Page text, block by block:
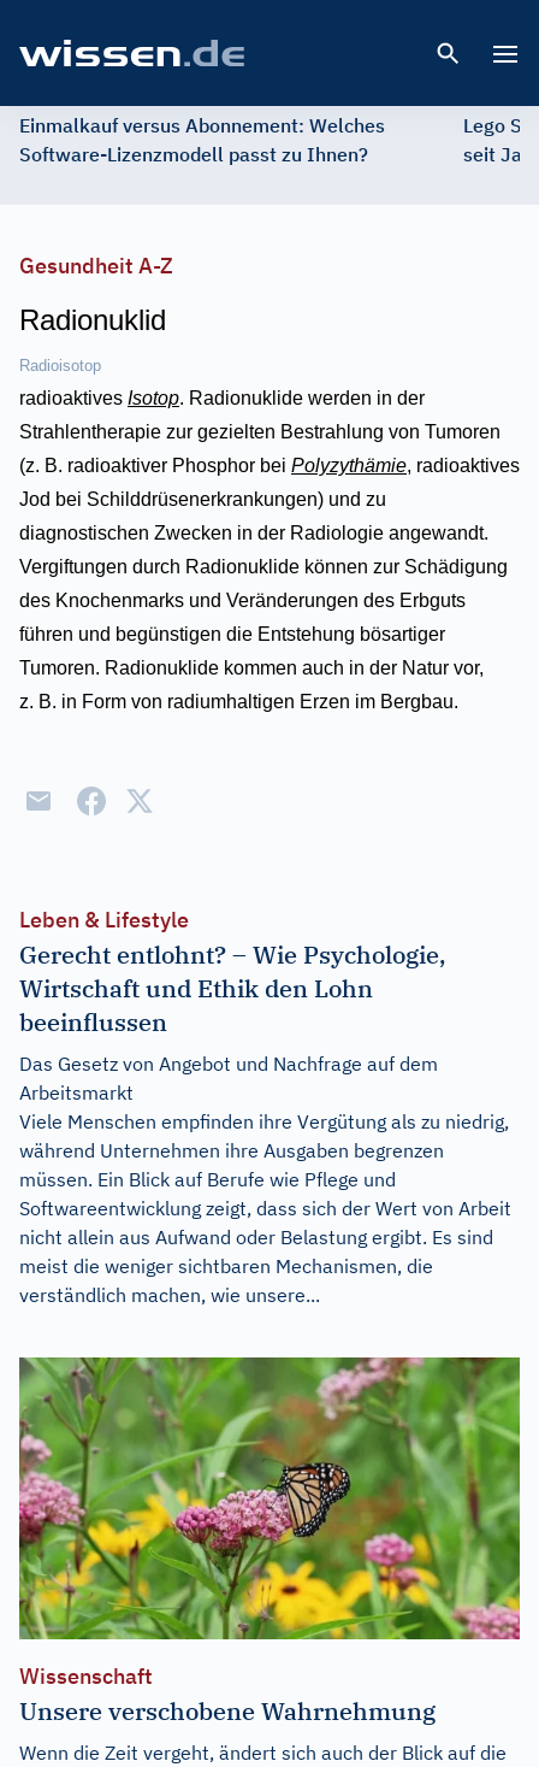
Einmalkauf versus Abonnement: Welches
Software-Lizenzmodell passt zu Ihnen?
Lego
seit
Gesundheit A-Z
Radionuklid
Radioisotop
radioaktives Isotop. Radionuklide werden in der
Strahlentherapie zur gezielten Bestrahlung von Tumoren
(z. B. radioaktiver Phosphor bei Polyzythämie, radioaktives
Jod bei Schilddrüsenerkrankungen) und zu
diagnostischen Zwecken in der Radiologie angewandt.
Vergiftungen durch Radionuklide können zur Schädigung
des Knochenmarks und Veränderungen des Erbguts
führen und begünstigen die Entstehung bösartiger
Tumoren. Radionuklide kommen auch in der Natur vor,
z. B. in Form von radiumhaltigen Erzen im Bergbau.
Leben & Lifestyle
Gerecht entlohnt? – Wie Psychologie,
Wirtschaft und Ethik den Lohn
beeinflussen
Das Gesetz von Angebot und Nachfrage auf dem
Arbeitsmarkt
Viele Menschen empfinden ihre Vergütung als zu niedrig,
während Unternehmen ihre Ausgaben begrenzen
müssen. Ein Blick auf Berufe wie Pflege und
Softwareentwicklung zeigt, dass sich der Wert von Arbeit
nicht allein aus Aufwand oder Belastung ergibt. Es sind
meist die weniger sichtbaren Mechanismen, die
verständlich machen, wie unsere...
Wissenschaft
Unsere verschobene Wahrnehmung
Wenn die Zeit vergeht, ändert sich auch der Blick auf die